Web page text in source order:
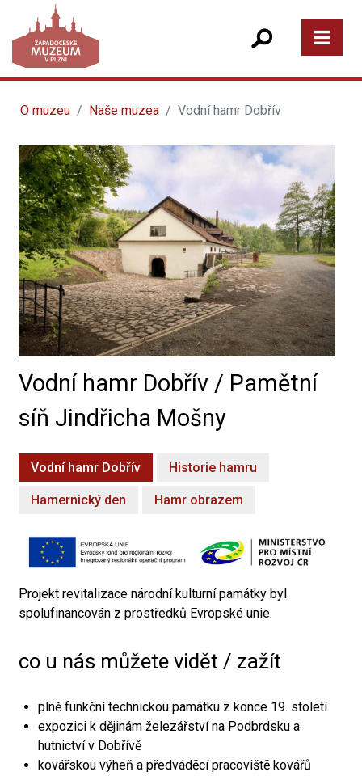
O muzeu Naše muzea Vodní hamr Dobřív
Vodní hamr Dobřív / Pamětní
síň Jindřicha Mošny
Vodní hamr Dobřív Historie hamru
Hamernický den Hamr obrazem
Projekt revitalizace národní kulturní památky byl
spolufinancován z prostředků Evropské unie.
co u nás můžete vidět / zažít
plně funkční technickou památku z konce 19. století
expozici k dějinám železářství na Podbrdsku a
hutnictví v Dobřívě
kovářskou výheň a předváděcí pracoviště kovářů